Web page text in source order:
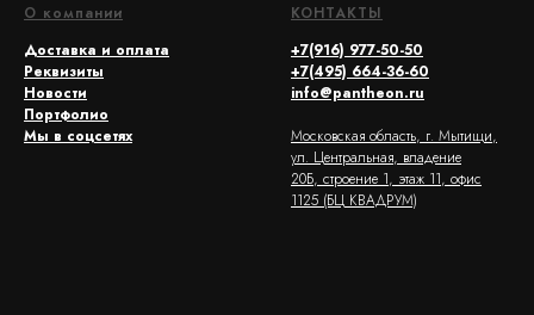
О компании
Доставка и оплата
Реквизиты
Новости
Портфолио
Мы в соцсетях
КОНТАКТЫ
+7(916) 977-50-50
+7(495) 664-36-60
info@pantheon.ru
Московская область, г. Мытищи,
ул. Центральная, владение
20Б, строение 1, этаж 11, офис
1125 (БЦ КВАДРУМ)